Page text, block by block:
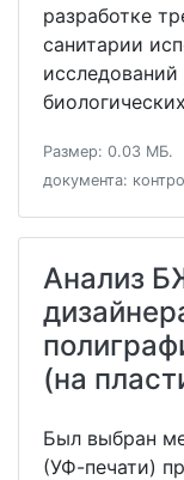
разработке
санитарии
Размер: 0.03 МБ.
документа:
Анализ
(на
Был выбран
(УФ-печати)